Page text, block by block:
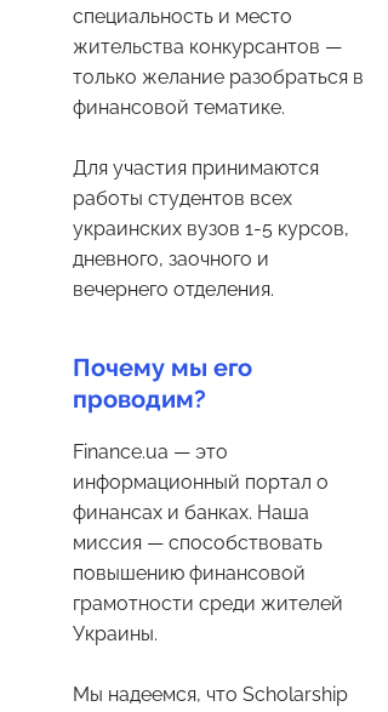
специальность и место
жительства конкурсантов —
только желание разобраться в
финансовой тематике.
Для участия принимаются
работы студентов всех
украинских вузов 1-5 курсов,
дневного, заочного и
вечернего отделения.
Почему мы его
проводим?
Finance.ua — это
информационный портал о
финансах и банках. Наша
миссия — способствовать
повышению финансовой
грамотности среди жителей
Украины.
Мы надеемся, что Scholarship